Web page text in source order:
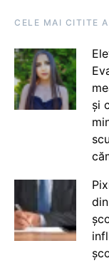
CELE MAI CITITE
și